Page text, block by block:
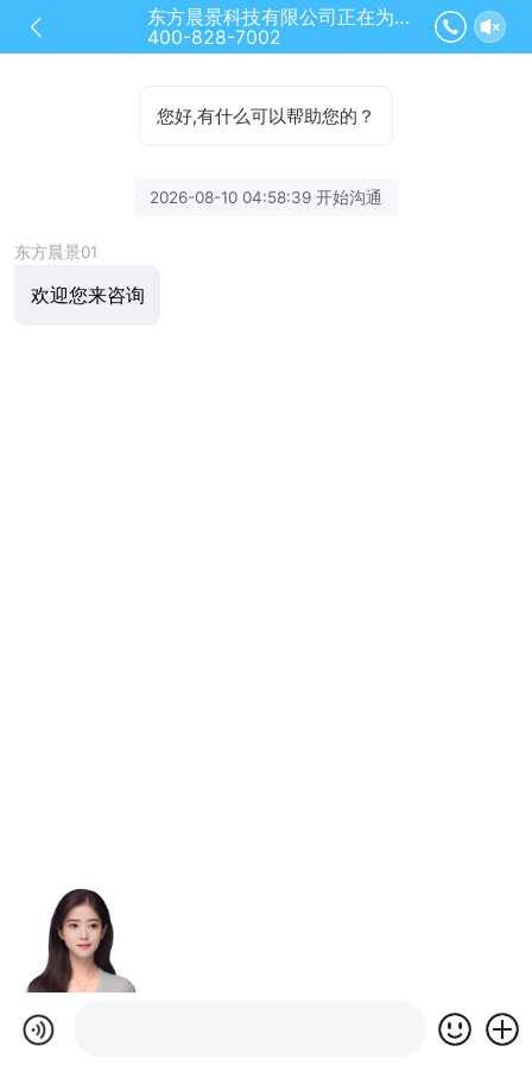
东方晨景科技有限公司正在为您服务
400-828-7002
您好,有什么可以帮助您的？
2026-08-10 04:58:39 开始沟通
东方晨景01
欢迎您来咨询